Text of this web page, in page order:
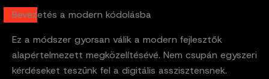
Bevezetés a modern kódolásba
Ez a módszer gyorsan válik a modern fejlesztők
alapértelmezett megközelítésévé. Nem csupán egyszeri
kérdéseket teszünk fel a digitális asszisztensnek.